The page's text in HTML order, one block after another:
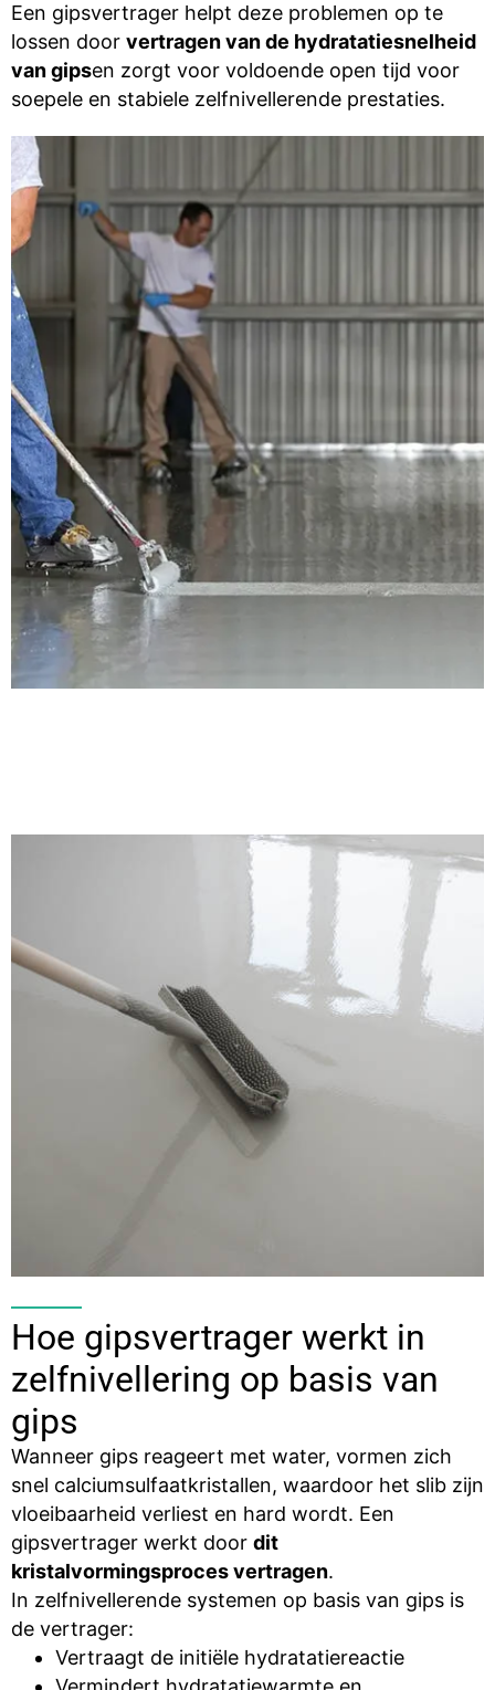
Een gipsvertrager helpt deze problemen op te
lossen door vertragen van de hydratatiesnelheid
van gipsen zorgt voor voldoende open tijd voor
soepele en stabiele zelfnivellerende prestaties.
Hoe gipsvertrager werkt in
zelfnivellering op basis van
gips
Wanneer gips reageert met water, vormen zich
snel calciumsulfaatkristallen, waardoor het slib zijn
vloeibaarheid verliest en hard wordt. Een
gipsvertrager werkt door dit
kristalvormingsproces vertragen.
In zelfnivellerende systemen op basis van gips is
de vertrager:
Vertraagt de initiële hydratatiereactie